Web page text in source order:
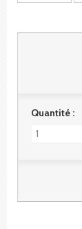
Quantité :